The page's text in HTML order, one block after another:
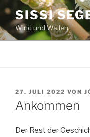
Zum
Inhalt
springen
SISSI
Wind und Wellen
VERÖFFENTLICHT
AM
27. JULI 2022 VON
Ankommen
Der Rest der